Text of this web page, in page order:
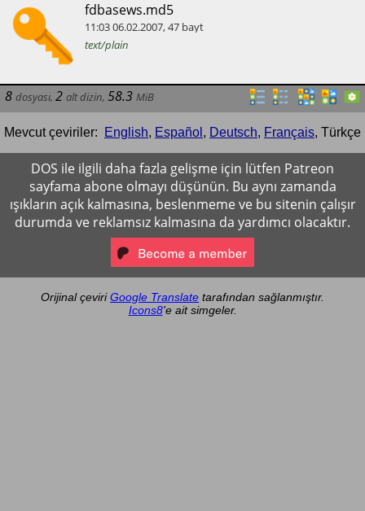
​fdbasews.md5
11:0306.02.2007,47 bayt
text/plain
8 dosyası, 2 alt dizin, 58.3 MiB
Mevcut çeviriler: English, Español , Deutsch, Français, Türkçe
DOS ile ilgili daha fazla gelişme için lütfen Patreon
sayfama abone olmayı düşünün. Bu aynı zamanda
ışıkların açık kalmasına, beslenmeme ve bu sitenin çalışır
durumda ve reklamsız kalmasına da yardımcı olacaktır.
Orijinal çeviriGoogle Translate tarafından sağlanmıştır.
Icons8'e ait simgeler.